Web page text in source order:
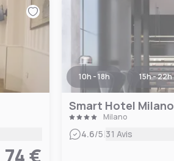
74 €
10h - 18h 15h - 22h
Smart Hotel Milano
Milano
4.6/5|31 Avis